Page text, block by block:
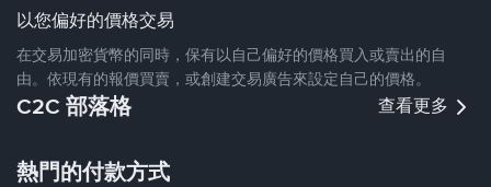
以您偏好的價格交易
在交易加密貨幣的同時，保有以自己偏好的價格買入或賣出的自
由。依現有的報價買賣，或創建交易廣告來設定自己的價格。
C2C 部落格 查看更多
熱門的付款方式